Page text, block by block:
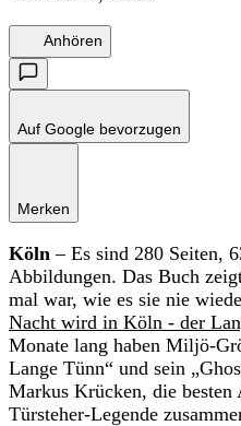
Anhören
Auf Google bevorzugen
Merken
Köln – Es sind 280 Seiten,
Abbildungen. Das Buch
mal war, wie es sie nie
Nacht wird in Köln - der
Monate lang haben Miljö-
Lange Tünn“ und sein
Markus Krücken, die besten
Türsteher-Legende